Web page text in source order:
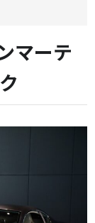
マーテ